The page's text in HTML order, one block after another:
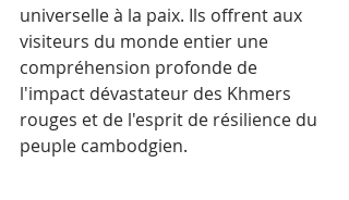
universelle à la paix. Ils offrent aux
visiteurs du monde entier une
compréhension profonde de
l'impact dévastateur des Khmers
rouges et de l'esprit de résilience du
peuple cambodgien.